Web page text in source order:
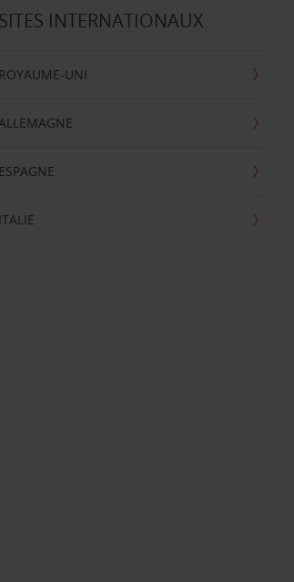
SITES INTERNATIONAUX
ROYAUME-UNI
ESPAGNE
ITALIE